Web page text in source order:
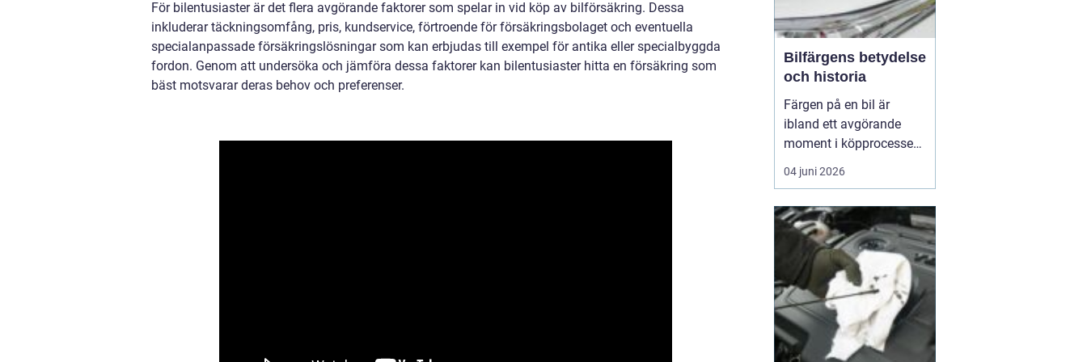
För bilentusiaster är det flera avgörande faktorer som spelar in vid köp av bilförsäkring. Dessa
inkluderar täckningsomfång, pris, kundservice, förtroende för försäkringsbolaget och eventuella
specialanpassade försäkringslösningar som kan erbjudas till exempel för antika eller specialbyggda
fordon. Genom att undersöka och jämföra dessa faktorer kan bilentusiaster hitta en försäkring som
bäst motsvarar deras behov och preferenser.
Bilfärgens betydelse
och historia
Färgen på en bil är
ibland ett avgörande
moment i köpprocessen,
men det handlar om mer
än bara estetik. Bilfärg
vetenskap och konst,
med en lång historia där
varje kulör b&...
04 juni 2026